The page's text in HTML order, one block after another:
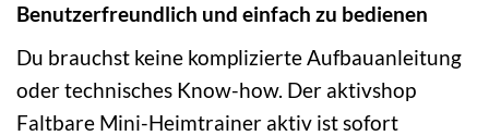
Benutzerfreundlich und einfach zu bedienen
Du brauchst keine komplizierte Aufbauanleitung
oder technisches Know-how. Der aktivshop
Faltbare Mini-Heimtrainer aktiv ist sofort